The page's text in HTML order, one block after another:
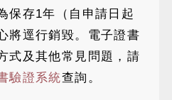
保存1年（自申請日起
將逕行銷毀。電子證書
式及其他常見問題，請
驗證系統查詢。